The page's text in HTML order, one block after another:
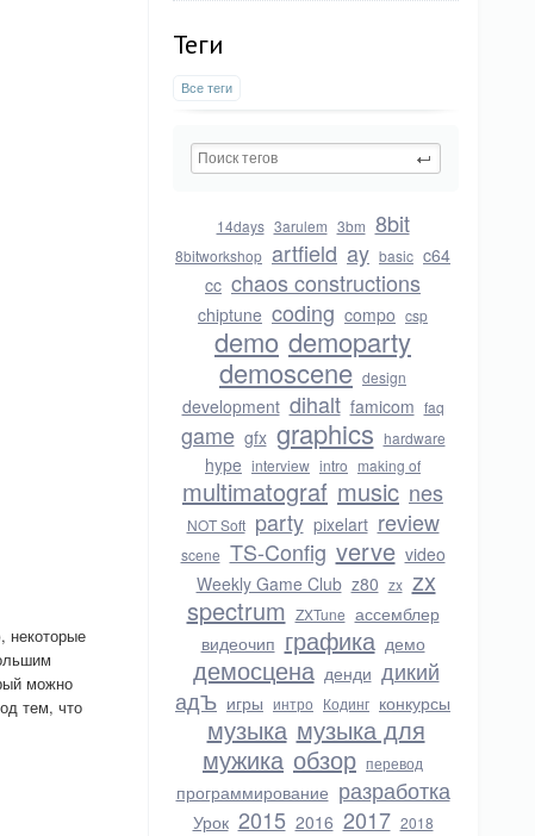
Теги
Все теги
14days 3arulem 3bm 8bit
8bitworkshop artfield ay basic c64
cc chaos constructions
chiptune coding compo csp
demo demoparty
demoscene design
development dihalt famicom faq
game gfx graphics hardware
hype interview intro making of
multimatograf music nes
NOT Soft party pixelart review
scene TS-Config verve video
Weekly Game Club z80 zx zx
spectrum ZXTune ассемблер
видеочип графика демо
демосцена денди дикий
адЪ игры интро Кодинг конкурсы
музыка музыка для
мужика обзор перевод
программирование разработка
Урок 2015 2016 2017 2018
некоторые
можно
тем, что